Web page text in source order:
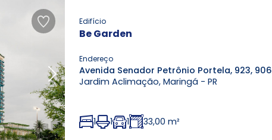
Next
Edifício
Be Garden
Endereço
Avenida Senador Petrônio Portela, 923, 906
Jardim Aclimação, Maringá - PR
1 1 1 33,00 m²